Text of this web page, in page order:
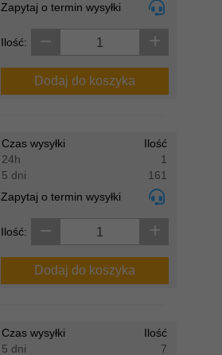
Zapytaj o termin wysyłki
Ilość:
Dodaj do koszyka
Czas wysyłki
Ilość
24h
1
5 dni
161
Zapytaj o termin wysyłki
Ilość:
Dodaj do koszyka
Czas wysyłki
Ilość
5 dni
7